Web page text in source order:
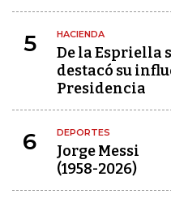
5 HACIENDA
De la Espriella
destacó su
Presidencia
6 DEPORTES
Jorge Messi
(1958-2026)